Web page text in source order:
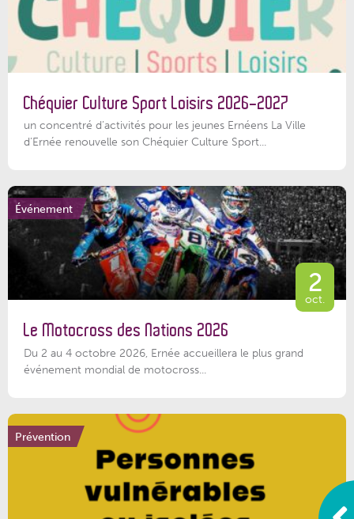
Chéquier Culture Sport Loisirs 2026-2027
un concentré d’activités pour les jeunes Ernéens La Ville
d’Ernée renouvelle son Chéquier Culture Sport...
Événement
2
oct.
Le Motocross des Nations 2026
Du 2 au 4 octobre 2026, Ernée accueillera le plus grand
événement mondial de motocross...
Prévention